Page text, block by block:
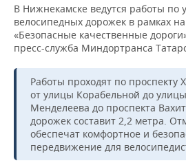
ЭНЕРГЕТИКА
ТЕЛЕКОММУНИКАЦИИ
БИЗНЕС-БРАНЧИ
ОТКРЫТАЯ ЛЕКЦИЯ
ФУТБОЛ
БАСКЕТБОЛ
ВОЛЕЙБОЛ
КИБЕРСПОРТ
НОВОСТИ ОБЩЕСТВА
ИНФРАСТРУКТУРА
ИСТОРИЯ
КУЛЬТУРА
ФОТОГАЛЕРЕЯ
СПРАВОЧНИК
СПИСОК ПЕРСОН
СПИСОК КОМПАНИЙ
ПОЛНАЯ ВЕРСИЯ
В Нижнекамске ведутся работы по
велосипедных дорожек в рамках
«Безопасные качественные
пресс-служба Миндортранса
Работы проходят по проспекту
от улицы Корабельной до
Менделеева до проспекта
дорожек составит 2,2 метра.
обеспечат комфортное и
передвижение для